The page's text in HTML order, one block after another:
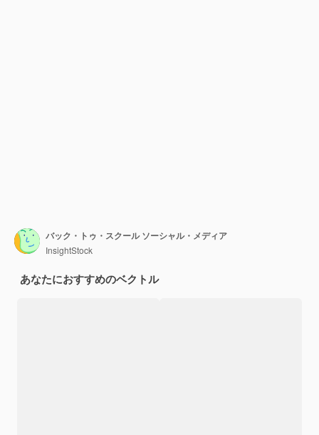
バック・トゥ・スクール ソーシャル・メディア
InsightStock
あなたにおすすめのベクトル